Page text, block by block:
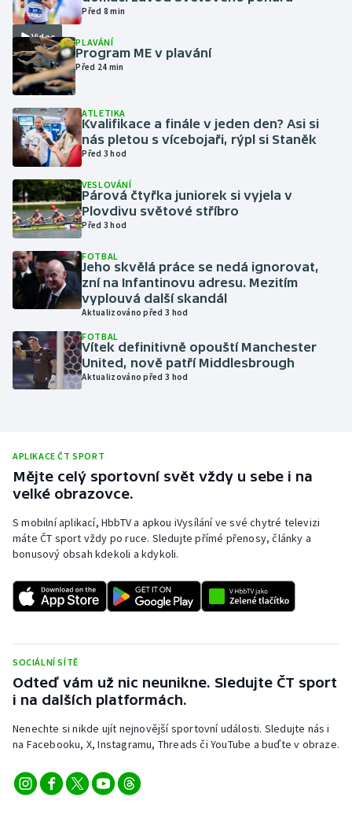
Házená
Jezdectví
Judo
Krasobruslení
Lyže a snowboard
Moderní pětiboj
Motorsport
Parasport
Ragby
Rychlobruslení
Rychlostní kanoistika
Short track
Stolní tenis
Triatlon
Veslování
Vodní slalom
Video
Před 8 min
PLAVÁNÍ
Program ME v plavání
Před 24 min
ATLETIKA
Kvalifikace a finále v jeden den? Asi si
nás pletou s vícebojaři, rýpl si Staněk
Před 3 hod
VESLOVÁNÍ
Párová čtyřka juniorek si vyjela v
Plovdivu světové stříbro
Před 3 hod
FOTBAL
Jeho skvělá práce se nedá ignorovat,
zní na Infantinovu adresu. Mezitím
vyplouvá další skandál
Aktualizováno před 3 hod
FOTBAL
Vítek definitivně opouští Manchester
United, nově patří Middlesbrough
Aktualizováno před 3 hod
APLIKACE ČT SPORT
Mějte celý sportovní svět vždy u sebe i na
velké obrazovce.
S mobilní aplikací, HbbTV a apkou iVysílání ve své chytré televizi
máte ČT sport vždy po ruce. Sledujte přímé přenosy, články a
bonusový obsah kdekoli a kdykoli.
SOCIÁLNÍ SÍTĚ
Odteď vám už nic neunikne. Sledujte ČT sport
i na dalších platformách.
Nenechte si nikde ujít nejnovější sportovní události. Sledujte nás i
na Facebooku, X, Instagramu, Threads či YouTube a buďte v obraze.